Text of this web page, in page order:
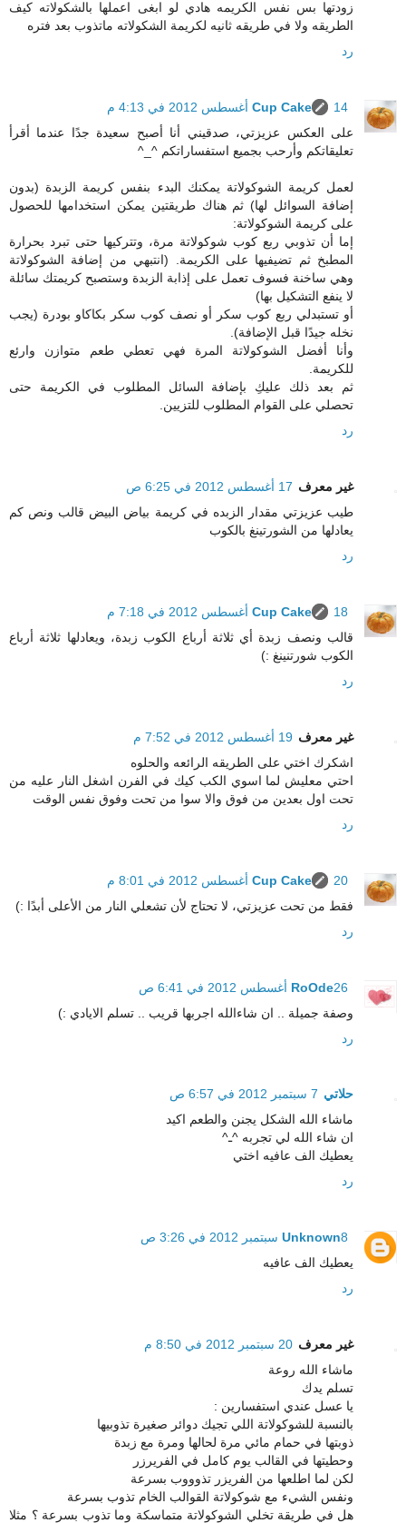
زودتها بس نفس الكريمه هادي لو ابغى اعملها بالشكولاته كيف
الطريقه ولا في طريقه ثانيه لكريمة الشكولاته ماتذوب بعد فتره
رد
Cup Cake
14 أغسطس 2012 في 4:13 م
على العكس عزيزتي، صدقيني أنا أصبح سعيدة جدًا عندما أقرأ
تعليقاتكم وأرحب بجميع استفساراتكم ^_^
لعمل كريمة الشوكولاتة يمكنك البدء بنفس كريمة الزبدة (بدون
إضافة السوائل لها) ثم هناك طريقتين يمكن استخدامها للحصول
على كريمة الشوكولاتة:
إما أن تذوبي ربع كوب شوكولاتة مرة، وتتركيها حتى تبرد بحرارة
المطبخ ثم تضيفيها على الكريمة. (انتبهي من إضافة الشوكولاتة
وهي ساخنة فسوف تعمل على إذابة الزبدة وستصبح كريمتك سائلة
لا ينفع التشكيل بها)
أو تستبدلي ربع كوب سكر أو نصف كوب سكر بكاكاو بودرة (يجب
نخله جيدًا قبل الإضافة).
وأنا أفضل الشوكولاتة المرة فهي تعطي طعم متوازن وارئع
للكريمة.
ثم بعد ذلك عليكِ بإضافة السائل المطلوب في الكريمة حتى
تحصلي على القوام المطلوب للتزيين.
رد
غير معرف 17 أغسطس 2012 في 6:25 ص
طيب عزيزتي مقدار الزبده في كريمة بياض البيض قالب ونص كم
يعادلها من الشورتينغ بالكوب
رد
Cup Cake
18 أغسطس 2012 في 7:18 م
قالب ونصف زبدة أي ثلاثة أرباع الكوب زبدة، ويعادلها ثلاثة أرباع
الكوب شورتنينغ :)
رد
غير معرف 19 أغسطس 2012 في 7:52 م
اشكرك اختي على الطريقه الرائعه والحلوه
احتي معليش لما اسوي الكب كيك في الفرن اشغل النار عليه من
تحت اول بعدين من فوق والا سوا من تحت وفوق نفس الوقت
رد
Cup Cake
20 أغسطس 2012 في 8:01 م
فقط من تحت عزيزتي، لا تحتاج لأن تشعلي النار من الأعلى أبدًا :)
رد
RoOde26 أغسطس 2012 في 6:41 ص
وصفة جميلة .. ان شاءالله اجربها قريب .. تسلم الايادي :)
رد
حلاتي 7 سبتمبر 2012 في 6:57 ص
ماشاء الله الشكل يجنن والطعم اكيد
ان شاء الله لي تجربه ^ـ^
يعطيك الف عافيه اختي
رد
Unknown8 سبتمبر 2012 في 3:26 ص
يعطيك الف عافيه
رد
غير معرف 20 سبتمبر 2012 في 8:50 م
ماشاء الله روعة
تسلم يدك
يا عسل عندي استفسارين :
بالنسبة للشوكولاتة اللي تجيك دوائر صغيرة تذوبيها
ذوبتها في حمام مائي مرة لحالها ومرة مع زبدة
وحطيتها في القالب يوم كامل في الفريرزر
لكن لما اطلعها من الفريزر تذوووب بسرعة
ونفس الشيء مع شوكولاتة القوالب الخام تذوب بسرعة
هل في طريقة تخلي الشوكولاتة متماسكة وما تذوب بسرعة ؟ مثلا